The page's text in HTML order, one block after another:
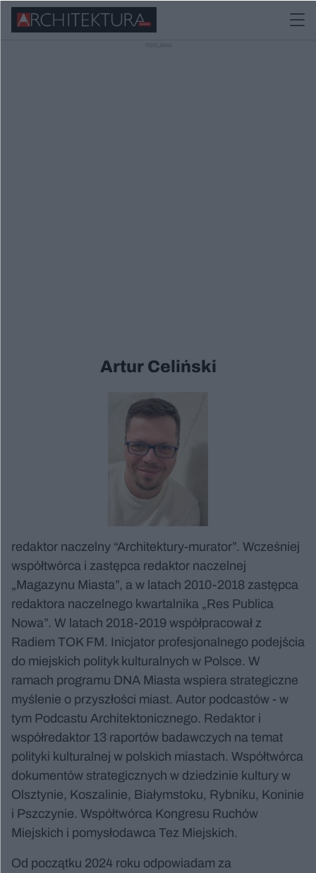
Artur Celiński
redaktor naczelny “Architektury-murator”. Wcześniej
współtwórca i zastępca redaktor naczelnej
„Magazynu Miasta”, a w latach 2010-2018 zastępca
redaktora naczelnego kwartalnika „Res Publica
Nowa”. W latach 2018-2019 współpracował z
Radiem TOK FM. Inicjator profesjonalnego podejścia
do miejskich polityk kulturalnych w Polsce. W
ramach programu DNA Miasta wspiera strategiczne
myślenie o przyszłości miast. Autor podcastów - w
tym Podcastu Architektonicznego. Redaktor i
współredaktor 13 raportów badawczych na temat
polityki kulturalnej w polskich miastach. Współtwórca
dokumentów strategicznych w dziedzinie kultury w
Olsztynie, Koszalinie, Białymstoku, Rybniku, Koninie
i Pszczynie. Współtwórca Kongresu Ruchów
Miejskich i pomysłodawca Tez Miejskich.
Od początku 2024 roku odpowiadam za